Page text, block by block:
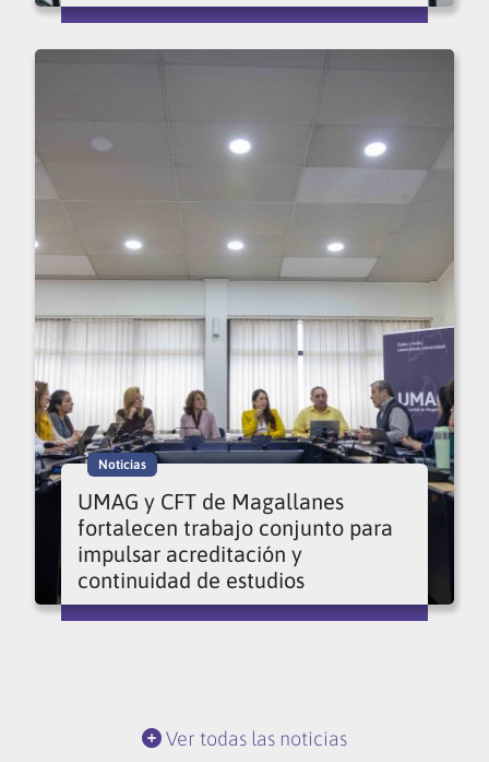
Noticias
UMAG y CFT de Magallanes
fortalecen trabajo conjunto para
impulsar acreditación y
continuidad de estudios
Ver todas las noticias